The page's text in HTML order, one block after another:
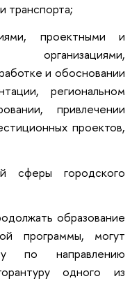
транспорта;
проектными и
организациями,
и обосновании
региональном
привлечении
проектов,
сферы городского
образование
программы, могут
по направлению
одного из